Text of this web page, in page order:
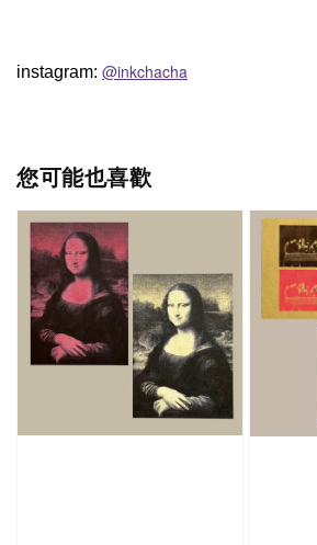
instagram: @inkchacha
您可能也喜歡